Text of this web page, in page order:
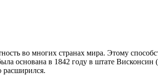
во многих странах мира. Этому
основана в 1842 году в штате
расширился.